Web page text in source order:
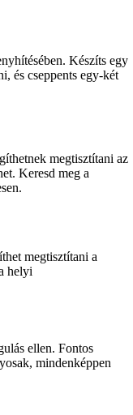
Készíts egy
és cseppents egy-két
megtisztítani az
Keresd meg a
megtisztítani a
helyi
ellen. Fontos
mindenképpen